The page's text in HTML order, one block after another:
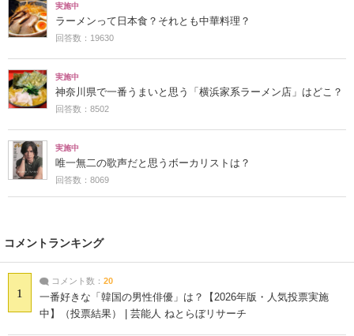
実施中
ラーメンって日本食？それとも中華料理？
回答数：19630
実施中
神奈川県で一番うまいと思う「横浜家系ラーメン店」はどこ？
回答数：8502
実施中
唯一無二の歌声だと思うボーカリストは？
回答数：8069
コメントランキング
1
コメント数： 20
一番好きな「韓国の男性俳優」は？【2026年版・人気投票実施
中】（投票結果） | 芸能人 ねとらぼリサーチ